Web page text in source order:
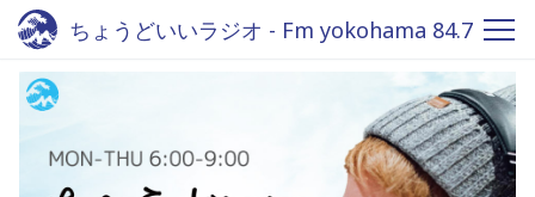
ちょうどいいラジオ - Fm yokohama 84.7